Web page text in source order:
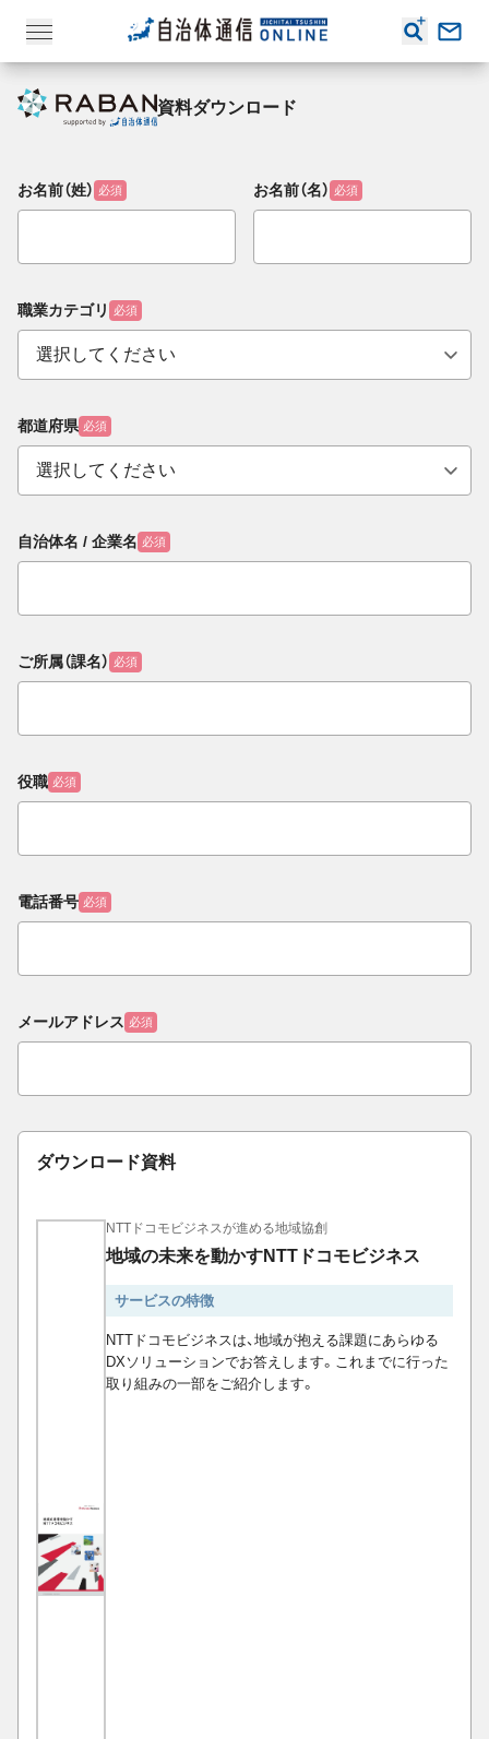
資料ダウンロード
お名前（姓） 必須 お名前（名） 必須
職業カテゴリ 必須
都道府県 必須
自治体名 / 企業名 必須
ご所属（課名） 必須
役職 必須
電話番号 必須
メールアドレス 必須
ダウンロード資料
NTTドコモビジネスが進める地域協創
地域の未来を動かすNTTドコモビジネス
サービスの特徴
NTTドコモビジネスは、地域が抱える課題にあらゆる
DXソリューションでお答えします。これまでに行った
取り組みの一部をご紹介します。